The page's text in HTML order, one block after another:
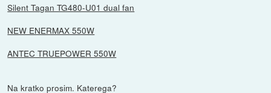
Silent Tagan TG480-U01 dual fan
NEW ENERMAX 550W
ANTEC TRUEPOWER 550W
Na kratko prosim. Katerega?